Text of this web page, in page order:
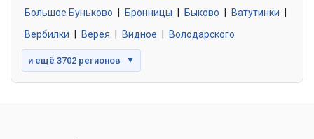
Большое Буньково
Бронницы Быково Ватутинки
Вербилки
Верея Видное Володарского
и ещё 3702 регионов ▼